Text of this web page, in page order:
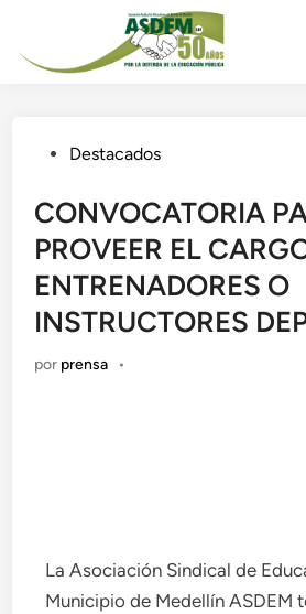
Destacados
CONVOCATORIA
PROVEER EL
ENTRENADORES O
INSTRUCTORES
por prensa •
La Asociación Sindical de
Municipio de Medellín ASDEM